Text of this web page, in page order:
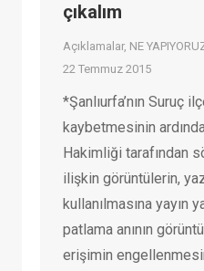
çıkalım
Açıklamalar, NE
22 Temmuz 2015
*Şanlıurfa’nın Suruç
kaybetmesinin
Hakimliği tarafından
ilişkin görüntülerin,
kullanılmasına yayın
patlama anının
erişimin